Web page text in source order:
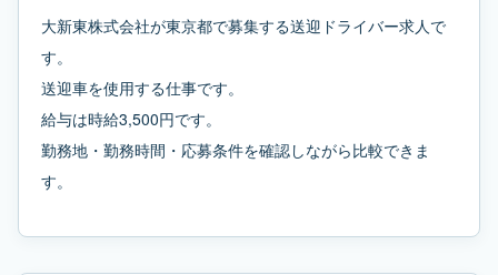
大新東株式会社が東京都で募集する送迎ドライバー求人で
す。
送迎車を使用する仕事です。
給与は時給3,500円です。
勤務地・勤務時間・応募条件を確認しながら比較できま
す。